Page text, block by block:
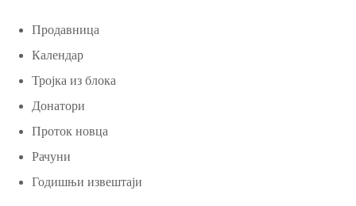
Продавница
Календар
Тројка из блока
Донатори
Проток новца
Рачуни
Годишњи извештаји